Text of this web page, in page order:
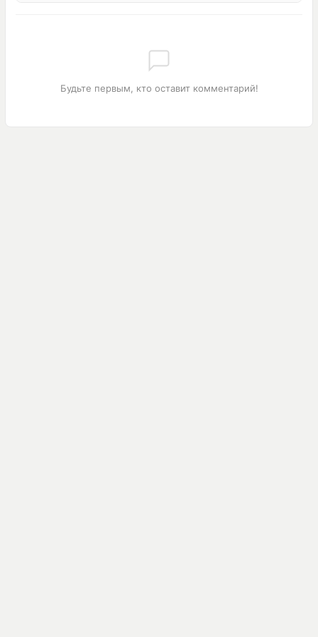
Будьте первым, кто оставит комментарий!